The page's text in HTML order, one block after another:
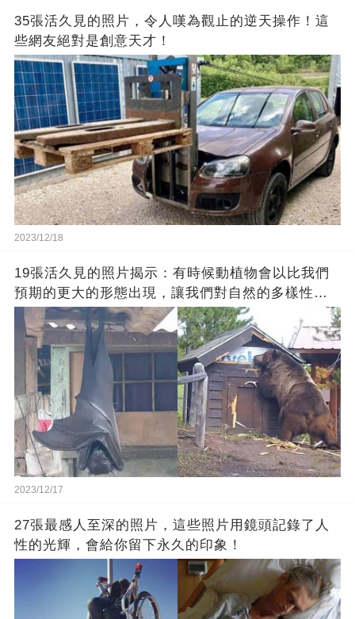
35張活久見的照片，令人嘆為觀止的逆天操作！這
些網友絕對是創意天才！
2023/12/18
19張活久見的照片揭示：有時候動植物會以比我們
預期的更大的形態出現，讓我們對自然的多樣性感
到驚嘆
2023/12/17
27張最感人至深的照片，這些照片用鏡頭記錄了人
性的光輝，會給你留下永久的印象！